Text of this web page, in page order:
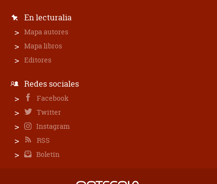
En lecturalia
Mapa autores
Mapa libros
Editores
Redes sociales
Facebook
Twitter
Instagram
RSS
Boletín